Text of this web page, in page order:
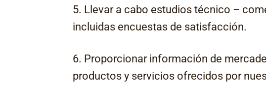
5. Llevar a cabo estudios técnico –
incluidas encuestas de satisfacción.
6. Proporcionar información de
productos y servicios ofrecidos por